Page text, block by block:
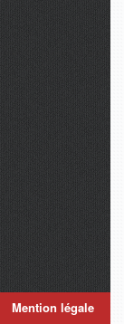
Mention légale